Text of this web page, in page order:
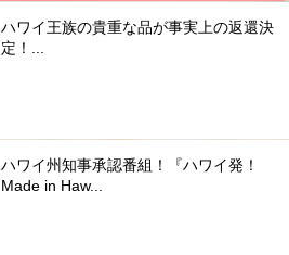
ハワイ王族の貴重な品が事実上の返還決
定！...
ハワイ州知事承認番組！『ハワイ発！
Made in Haw...